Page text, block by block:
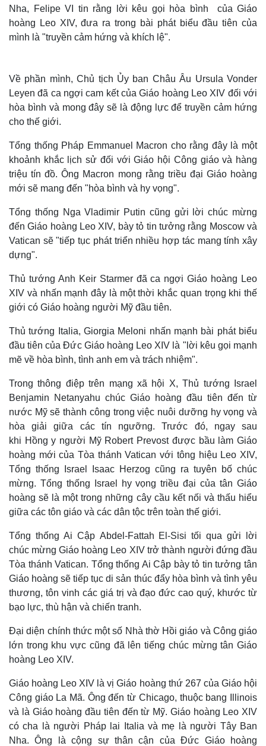
Thế giới
Quan sát
Cuộc sống đó đây
Hồ sơ
Video
Ảnh
E-Magazine
Nha, Felipe VI tin rằng lời kêu gọi hòa bình của Giáo
hoàng Leo XIV, đưa ra trong bài phát biểu đầu tiên của
mình là "truyền cảm hứng và khích lệ".
Về phần mình, Chủ tịch Ủy ban Châu Âu Ursula Vonder
Leyen đã ca ngợi cam kết của Giáo hoàng Leo XIV đối với
hòa bình và mong đây sẽ là động lực để truyền cảm hứng
cho thế giới.
Tổng thống Pháp Emmanuel Macron cho rằng đây là một
khoảnh khắc lịch sử đối với Giáo hội Công giáo và hàng
triệu tín đồ. Ông Macron mong rằng triều đại Giáo hoàng
mới sẽ mang đến "hòa bình và hy vọng".
Tổng thống Nga Vladimir Putin cũng gửi lời chúc mừng
đến Giáo hoàng Leo XIV, bày tỏ tin tưởng rằng Moscow và
Vatican sẽ "tiếp tục phát triển nhiều hợp tác mang tính xây
dựng".
Thủ tướng Anh Keir Starmer đã ca ngợi Giáo hoàng Leo
XIV và nhấn mạnh đây là một thời khắc quan trọng khi thế
giới có Giáo hoàng người Mỹ đầu tiên.
Thủ tướng Italia, Giorgia Meloni nhấn mạnh bài phát biểu
đầu tiên của Đức Giáo hoàng Leo XIV là "lời kêu gọi mạnh
mẽ về hòa bình, tình anh em và trách nhiệm".
Trong thông điệp trên mạng xã hội X, Thủ tướng Israel
Benjamin Netanyahu chúc Giáo hoàng đầu tiên đến từ
nước Mỹ sẽ thành công trong việc nuôi dưỡng hy vọng và
hòa giải giữa các tín ngưỡng. Trước đó, ngay sau
khi Hồng y người Mỹ Robert Prevost được bầu làm Giáo
hoàng mới của Tòa thánh Vatican với tông hiệu Leo XIV,
Tổng thống Israel Isaac Herzog cũng ra tuyên bố chúc
mừng. Tổng thống Israel hy vọng triều đại của tân Giáo
hoàng sẽ là một trong những cây cầu kết nối và thấu hiểu
giữa các tôn giáo và các dân tộc trên toàn thế giới.
Tổng thống Ai Cập Abdel-Fattah El-Sisi tối qua gửi lời
chúc mừng Giáo hoàng Leo XIV trở thành người đứng đầu
Tòa thánh Vatican. Tổng thống Ai Cập bày tỏ tin tưởng tân
Giáo hoàng sẽ tiếp tục di sản thúc đẩy hòa bình và tình yêu
thương, tôn vinh các giá trị và đạo đức cao qu‎ý, khước từ
bạo lực, thù hận và chiến tranh.
Đại diện chính thức một số Nhà thờ Hồi giáo và Công giáo
lớn trong khu vực cũng đã lên tiếng chúc mừng tân Giáo
hoàng Leo XIV.
Giáo hoàng Leo XIV là vị Giáo hoàng thứ 267 của Giáo hội
Công giáo La Mã. Ông đến từ Chicago, thuộc bang Illinois
và là Giáo hoàng đầu tiên đến từ Mỹ. Giáo hoàng Leo XIV
có cha là người Pháp lai Italia và mẹ là người Tây Ban
Nha. Ông là cộng sự thân cận của Đức Giáo hoàng